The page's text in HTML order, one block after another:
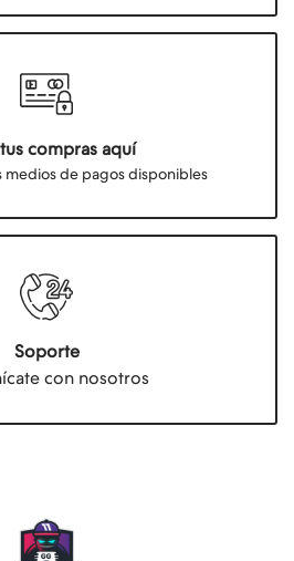
compras aquí
medios de pagos disponibles
Soporte
con nosotros